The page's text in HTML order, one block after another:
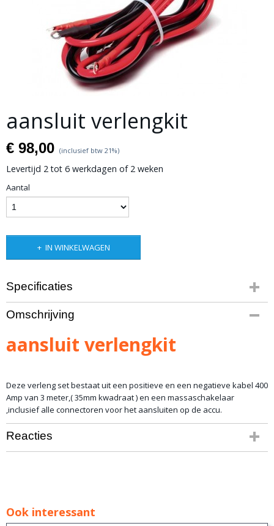
aansluit verlengkit
€ 98,00 (inclusief btw 21%)
Levertijd 2 tot 6 werkdagen of 2 weken
Aantal
IN WINKELWAGEN
Specificaties
Bruto gewicht
1,00 Kg
Omschrijving
aansluit verlengkit
Deze verleng set bestaat uit een positieve en een negatieve kabel 400
Amp van 3 meter,( 35mm kwadraat ) en een massaschakelaar
,inclusief alle connectoren voor het aansluiten op de accu.
Reacties
Ook interessant